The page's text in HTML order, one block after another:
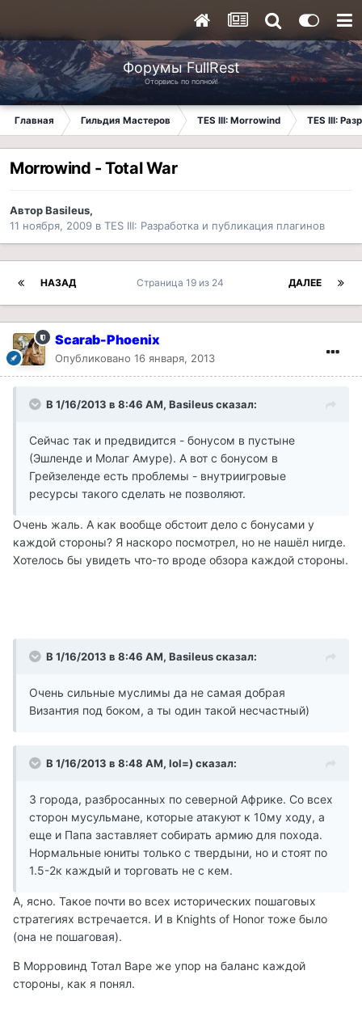
Форумы FullRest
Оторвись по полной!
Главная Гильдия Мастеров TES III: Morrowind TES III:
Morrowind - Total War
АвторBasileus,
11 ноября, 2009 в TES III: Разработка и публикация плагинов
НАЗАД ДАЛЕЕ
Страница 19 из 24
Scarab-Phoenix
Опубликовано 16 января, 2013
В 1/16/2013 в 8:46 AM, Basileus сказал:
Сейчас так и предвидится - бонусом в пустыне
(Эшленде и Молаг Амуре). А вот с бонусом в
Грейзеленде есть проблемы - внутриигровые
ресурсы такого сделать не позволяют.
Очень жаль. А как вообще обстоит дело с бонусами у
каждой стороны? Я наскоро посмотрел, но не нашёл нигде.
Хотелось бы увидеть что-то вроде обзора каждой стороны.
В 1/16/2013 в 8:46 AM, Basileus сказал:
Очень сильные муслимы да не самая добрая
Византия под боком, а ты один такой несчастный)
В 1/16/2013 в 8:48 AM, lol=) сказал:
3 города, разбросанных по северной Африке. Со всех
сторон мусульмане, которые атакуют к 10му ходу, а
еще и Папа заставляет собирать армию для похода.
Нормальные юниты только с твердыни, но и стоят по
1.5-2к каждый и торговать не с кем.
А, ясно. Такое почти во всех исторических пошаговых
стратегиях встречается. И в Knights of Honor тоже было
(она не пошаговая).
В Морровинд Тотал Варе же упор на баланс каждой
стороны, как я понял.